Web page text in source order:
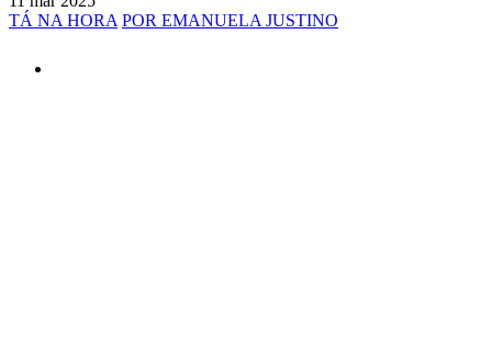
TÁ NA HORA POR EMANUELA JUSTINO